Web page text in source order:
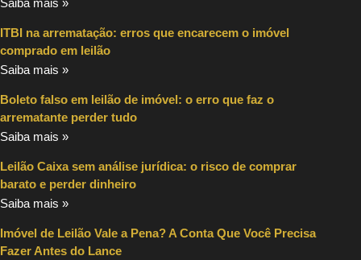
Saiba mais »
ITBI na arrematação: erros que encarecem o imóvel
comprado em leilão
Saiba mais »
Boleto falso em leilão de imóvel: o erro que faz o
arrematante perder tudo
Saiba mais »
Leilão Caixa sem análise jurídica: o risco de comprar
barato e perder dinheiro
Saiba mais »
Imóvel de Leilão Vale a Pena? A Conta Que Você Precisa
Fazer Antes do Lance